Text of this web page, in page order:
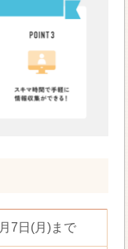
7日(月)まで